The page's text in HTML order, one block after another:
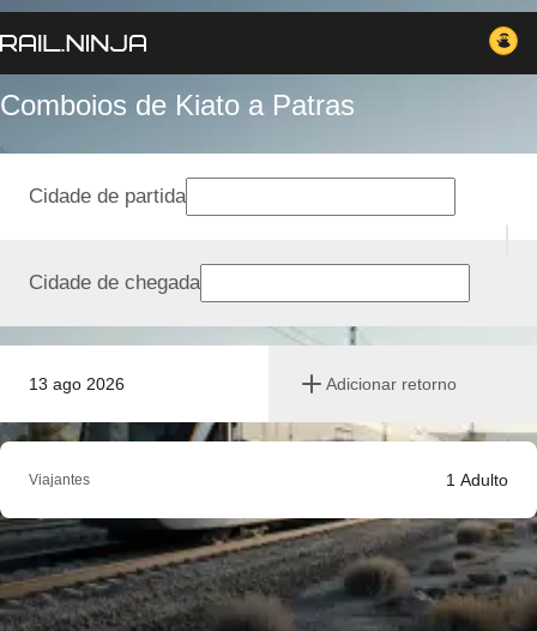
Comboios de Kiato a Patras
13 ago 2026 Adicionar retorno
Cidade de partida
Cidade de chegada
Viajantes 1 Adulto